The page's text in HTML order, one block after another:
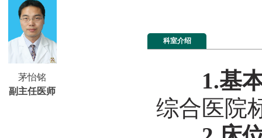
茅怡铭
副主任医师
科室介绍
1.基
综合医院